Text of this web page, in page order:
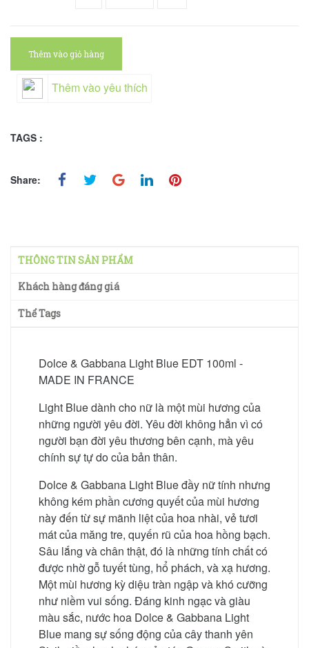
Thêm vào giỏ hàng
Thêm vào yêu thích
TAGS :
Share:
THÔNG TIN SẢN PHẨM
Khách hàng đáng giá
Thể Tags
Dolce & Gabbana Light Blue EDT 100ml -
MADE IN FRANCE
Light Blue dành cho nữ là một mùi hương của
những người yêu đời. Yêu đời không hẳn vì có
người bạn đời yêu thương bên cạnh, mà yêu
chính sự tự do của bản thân.
Dolce & Gabbana Light Blue đầy nữ tính nhưng
không kém phần cương quyết của mùi hương
này đến từ sự mãnh liệt của hoa nhài, vẻ tươi
mát của măng tre, quyến rũ của hoa hồng bạch.
Sâu lắng và chân thật, đó là những tính chất có
được nhờ gỗ tuyết tùng, hổ phách, và xạ hương.
Một mùi hương kỳ diệu tràn ngập và khó cưỡng
như niềm vui sống. Đáng kinh ngạc và giàu
màu sắc, nước hoa Dolce & Gabbana Light
Blue mang sự sống động của cây thanh yên